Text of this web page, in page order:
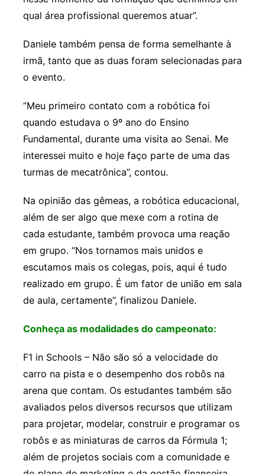
qual área profissional queremos atuar”.
Daniele também pensa de forma semelhante à
irmã, tanto que as duas foram selecionadas para
o evento.
“Meu primeiro contato com a robótica foi
quando estudava o 9º ano do Ensino
Fundamental, durante uma visita ao Senai. Me
interessei muito e hoje faço parte de uma das
turmas de mecatrônica”, contou.
Na opinião das gêmeas, a robótica educacional,
além de ser algo que mexe com a rotina de
cada estudante, também provoca uma reação
em grupo. “Nos tornamos mais unidos e
escutamos mais os colegas, pois, aqui é tudo
realizado em grupo. É um fator de união em sala
de aula, certamente”, finalizou Daniele.
Conheça as modalidades do campeonato:
F1 in Schools – Não são só a velocidade do
carro na pista e o desempenho dos robôs na
arena que contam. Os estudantes também são
avaliados pelos diversos recursos que utilizam
para projetar, modelar, construir e programar os
robôs e as miniaturas de carros da Fórmula 1;
além de projetos sociais com a comunidade e